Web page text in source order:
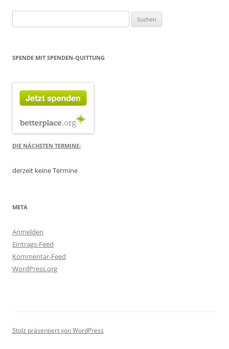
nach:
SPENDE MIT SPENDEN-QUITTUNG
DIE NÄCHSTEN TERMINE:
derzeit keine Termine
META
Anmelden
Eintrags-Feed
Kommentar-Feed
WordPress.org
Stolz präsentiert von WordPress